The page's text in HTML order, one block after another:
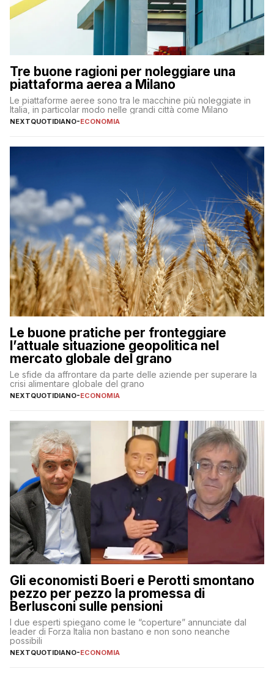
Tre buone ragioni per noleggiare una
piattaforma aerea a Milano
Le piattaforme aeree sono tra le macchine più noleggiate in
Italia, in particolar modo nelle grandi città come Milano
NEXTQUOTIDIANO-ECONOMIA
Le buone pratiche per fronteggiare
l’attuale situazione geopolitica nel
mercato globale del grano
Le sfide da affrontare da parte delle aziende per superare la
crisi alimentare globale del grano
NEXTQUOTIDIANO-ECONOMIA
Gli economisti Boeri e Perotti smontano
pezzo per pezzo la promessa di
Berlusconi sulle pensioni
I due esperti spiegano come le “coperture” annunciate dal
leader di Forza Italia non bastano e non sono neanche
possibili
NEXTQUOTIDIANO-ECONOMIA